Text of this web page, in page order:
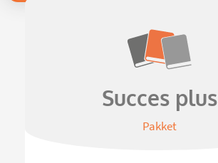
Succes plus
Pakket